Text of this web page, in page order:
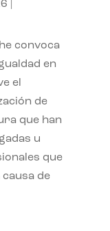
convoca
en
el
de
que han
u
que
de